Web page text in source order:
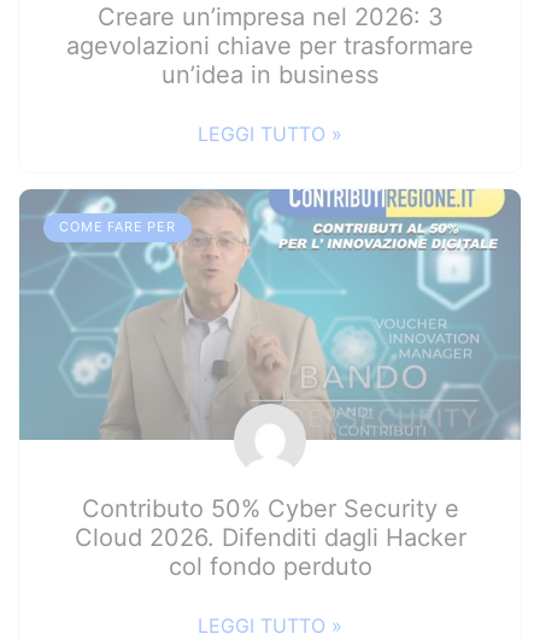
Creare un’impresa nel 2026: 3
agevolazioni chiave per trasformare
un’idea in business
LEGGI TUTTO »
COME FARE PER
Contributo 50% Cyber Security e
Cloud 2026. Difenditi dagli Hacker
col fondo perduto
LEGGI TUTTO »